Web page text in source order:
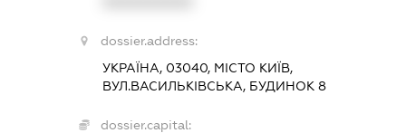
dossier.address:
УКРАЇНА, 03040, МІСТО КИЇВ,
ВУЛ.ВАСИЛЬКІВСЬКА, БУДИНОК 8
dossier.capital: